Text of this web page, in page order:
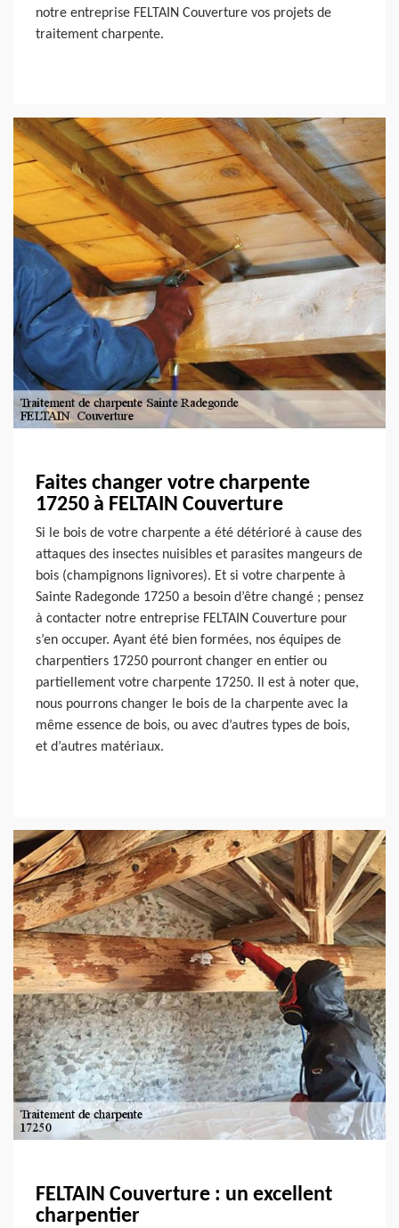
notre entreprise FELTAIN Couverture vos projets de
traitement charpente.
Faites changer votre charpente
17250 à FELTAIN Couverture
Si le bois de votre charpente a été détérioré à cause des
attaques des insectes nuisibles et parasites mangeurs de
bois (champignons lignivores). Et si votre charpente à
Sainte Radegonde 17250 a besoin d’être changé ; pensez
à contacter notre entreprise FELTAIN Couverture pour
s’en occuper. Ayant été bien formées, nos équipes de
charpentiers 17250 pourront changer en entier ou
partiellement votre charpente 17250. Il est à noter que,
nous pourrons changer le bois de la charpente avec la
même essence de bois, ou avec d’autres types de bois,
et d’autres matériaux.
FELTAIN Couverture : un excellent
charpentier